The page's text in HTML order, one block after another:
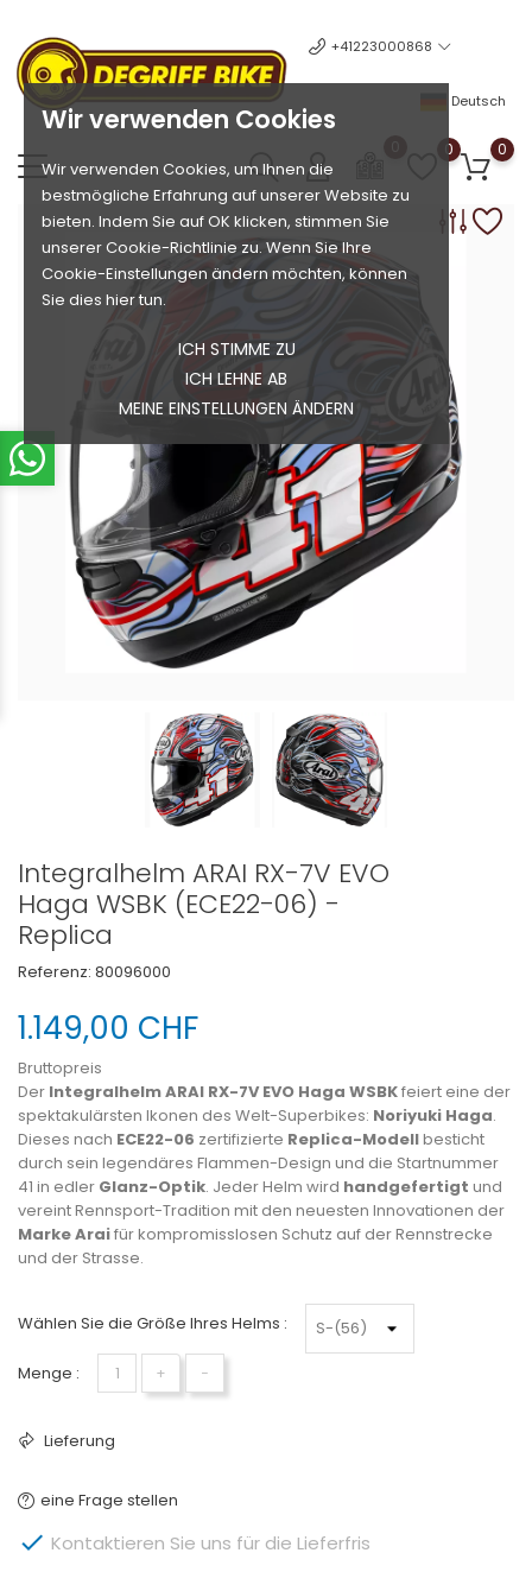
Wir verwenden Cookies
Wir verwenden Cookies, um Ihnen die
bestmögliche Erfahrung auf unserer Website zu
bieten. Indem Sie auf OK klicken, stimmen Sie
unserer Cookie-Richtlinie zu. Wenn Sie Ihre
Cookie-Einstellungen ändern möchten, können
Sie dies hier tun.
ICH STIMME ZU
ICH LEHNE AB
MEINE EINSTELLUNGEN ÄNDERN
+41223000868
Deutsch
0 0
Integralhelm ARAI RX-7V EVO
Haga WSBK (ECE22-06) -
Replica
Referenz: 80096000
1.149,00 CHF
Bruttopreis
Der Integralhelm ARAI RX-7V EVO Haga WSBKfeiert eine der
spektakulärsten Ikonen des Welt-Superbikes: Noriyuki Haga.
Dieses nach ECE22-06 zertifizierte Replica-Modellbesticht
durch sein legendäres Flammen-Design und die Startnummer
41 in edler Glanz-Optik. Jeder Helm wird handgefertigt und
vereint Rennsport-Tradition mit den neuesten Innovationen der
Marke Araifür kompromisslosen Schutz auf der Rennstrecke
und der Strasse.
Wählen Sie die Größe Ihres Helms :
Menge : + −
Lieferung
eine Frage stellen
 Kontaktieren Sie uns für die Lieferfris